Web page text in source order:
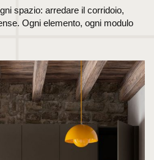
spazio: arredare il corridoio,
Ogni elemento, ogni modulo